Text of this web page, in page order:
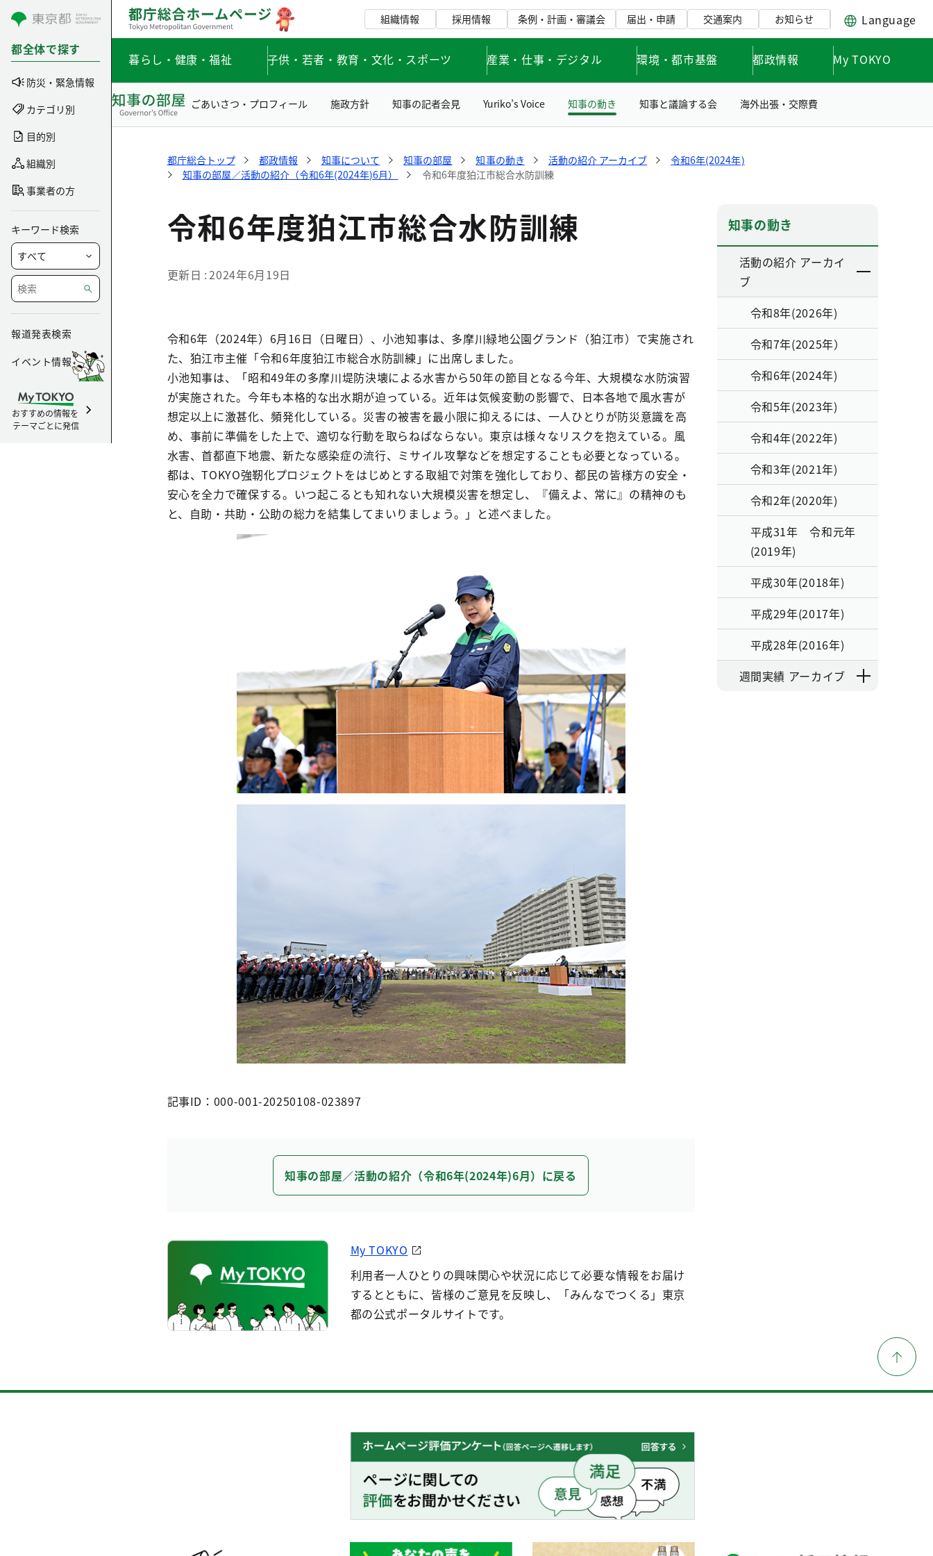
コンテンツにスキップ
都全体で探す
防災・緊急情報
カテゴリ別
目的別
組織別
事業者の方
キーワード検索
報道発表検索
イベント情報
おすすめの情報を
テーマごとに発信
組織情報 採用情報 条例・計画・審議会 届出・申請 交通案内 お知らせ Language
暮らし・健康・福祉 子供・若者・教育・文化・スポーツ 産業・仕事・デジタル 環境・都市基盤 都政情報 My TOKYO
ごあいさつ・プロフィール 施政方針 知事の記者会見 Yuriko’s Voice 知事の動き 知事と議論する会 海外出張・交際費
都庁総合トップ 都政情報 知事について 知事の部屋 知事の動き 活動の紹介 アーカイブ
令和6年(2024年)
知事の部屋／活動の紹介（令和6年(2024年)6月）
令和6年度狛江市総合水防訓練
令和6年度狛江市総合水防訓練
更新日 2024年6月19日
令和6年（2024年）6月16日（日曜日）、小池知事は、多摩川緑地公園グランド（狛江市）で実施され
た、狛江市主催「令和6年度狛江市総合水防訓練」に出席しました。
小池知事は、「昭和49年の多摩川堤防決壊による水害から50年の節目となる今年、大規模な水防演習
が実施された。今年も本格的な出水期が迫っている。近年は気候変動の影響で、日本各地で風水害が
想定以上に激甚化、頻発化している。災害の被害を最小限に抑えるには、一人ひとりが防災意識を高
め、事前に準備をした上で、適切な行動を取らねばならない。東京は様々なリスクを抱えている。風
水害、首都直下地震、新たな感染症の流行、ミサイル攻撃などを想定することも必要となっている。
都は、TOKYO強靭化プロジェクトをはじめとする取組で対策を強化しており、都民の皆様方の安全・
安心を全力で確保する。いつ起こるとも知れない大規模災害を想定し、『備えよ、常に』の精神のも
と、自助・共助・公助の総力を結集してまいりましょう。」と述べました。
記事ID：000-001-20250108-023897
知事の部屋／活動の紹介（令和6年(2024年)6月）に戻る
My TOKYO
利用者一人ひとりの興味関心や状況に応じて必要な情報をお届け
するとともに、皆様のご意見を反映し、「みんなでつくる」東京
都の公式ポータルサイトです。
知事の動き
活動の紹介 アーカイ
ブ
令和8年(2026年)
令和7年(2025年）
令和6年(2024年)
令和5年(2023年)
令和4年(2022年)
令和3年(2021年)
令和2年(2020年)
平成31年 令和元年
(2019年)
平成30年(2018年)
平成29年(2017年)
平成28年(2016年)
週間実績 アーカイブ